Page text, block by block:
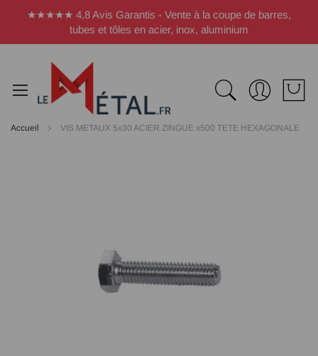
★★★★★ 4,8 Avis Garantis - Vente à la coupe de barres,
tubes et tôles en acier, inox, aluminium
Accueil VIS METAUX 5x30 ACIER ZINGUE x500 TETE HEXAGONALE